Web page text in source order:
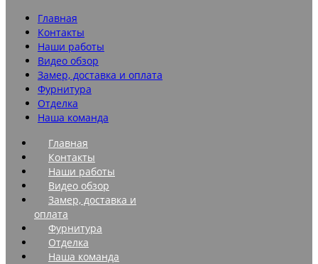
Главная
Контакты
Наши работы
Видео обзор
Замер, доставка и оплата
Фурнитура
Отделка
Наша команда
Главная
Контакты
Наши работы
Видео обзор
Замер, доставка и
оплата
Фурнитура
Отделка
Наша команда